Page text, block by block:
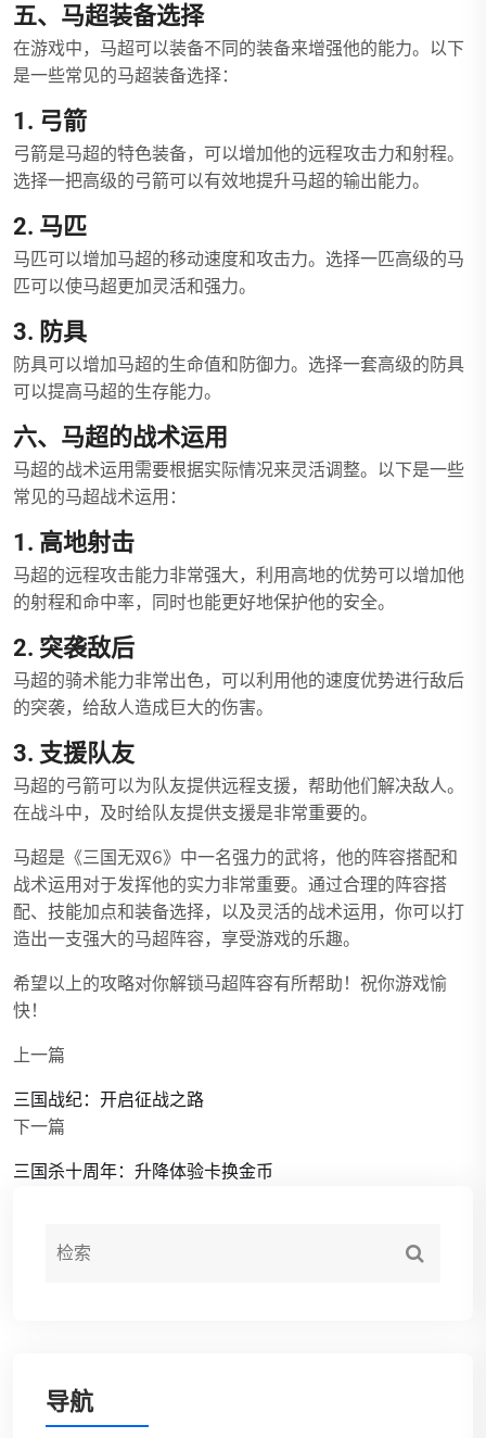
五、马超装备选择
在游戏中，马超可以装备不同的装备来增强他的能力。以下
是一些常见的马超装备选择：
1. 弓箭
弓箭是马超的特色装备，可以增加他的远程攻击力和射程。
选择一把高级的弓箭可以有效地提升马超的输出能力。
2. 马匹
马匹可以增加马超的移动速度和攻击力。选择一匹高级的马
匹可以使马超更加灵活和强力。
3. 防具
防具可以增加马超的生命值和防御力。选择一套高级的防具
可以提高马超的生存能力。
六、马超的战术运用
马超的战术运用需要根据实际情况来灵活调整。以下是一些
常见的马超战术运用：
1. 高地射击
马超的远程攻击能力非常强大，利用高地的优势可以增加他
的射程和命中率，同时也能更好地保护他的安全。
2. 突袭敌后
马超的骑术能力非常出色，可以利用他的速度优势进行敌后
的突袭，给敌人造成巨大的伤害。
3. 支援队友
马超的弓箭可以为队友提供远程支援，帮助他们解决敌人。
在战斗中，及时给队友提供支援是非常重要的。
马超是《三国无双6》中一名强力的武将，他的阵容搭配和
战术运用对于发挥他的实力非常重要。通过合理的阵容搭
配、技能加点和装备选择，以及灵活的战术运用，你可以打
造出一支强大的马超阵容，享受游戏的乐趣。
希望以上的攻略对你解锁马超阵容有所帮助！祝你游戏愉
快！
上一篇
三国战纪：开启征战之路
下一篇
三国杀十周年：升降体验卡换金币
导航